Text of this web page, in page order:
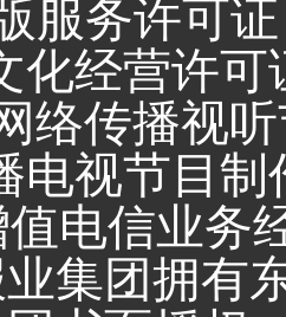
服务许可
化经营许可
络传播视
电视节目
电信业务
集团拥有